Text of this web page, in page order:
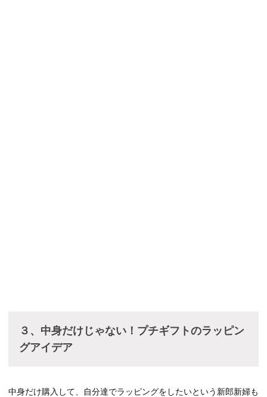
３、中身だけじゃない！プチギフトのラッピン
グアイデア
中身だけ購入して、自分達でラッピングをしたいという新郎新婦も